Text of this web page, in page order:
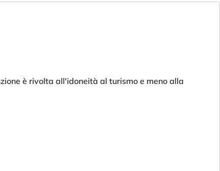
è rivolta all'idoneità al turismo e meno alla